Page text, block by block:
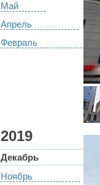
Май
Апрель
Февраль
2019
Декабрь
Ноябрь